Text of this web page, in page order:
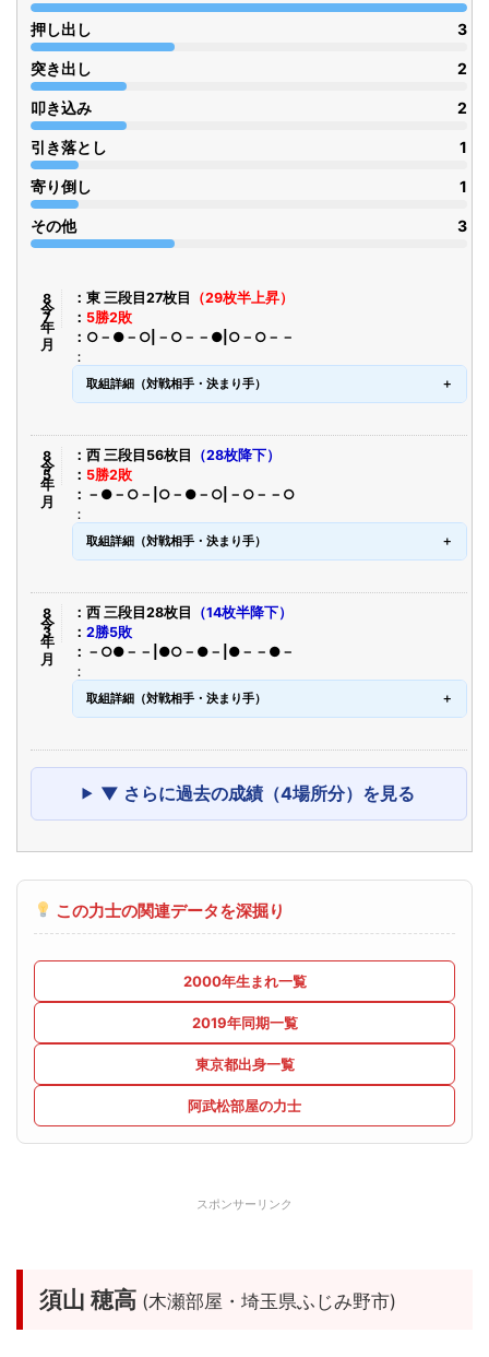
押し出し 3
突き出し 2
叩き込み 2
引き落とし 1
寄り倒し 1
その他 3
令8年7月 東 三段目27枚目
（29枚半上昇）
5勝2敗
○－●－○|－○－－●|○－○－－
取組詳細（対戦相手・決まり手）
令8年5月 西 三段目56枚目
（28枚降下）
5勝2敗
－●－○－|○－●－○|－○－－○
取組詳細（対戦相手・決まり手）
令8年3月 西 三段目28枚目
（14枚半降下）
2勝5敗
－○●－－|●○－●－|●－－●－
取組詳細（対戦相手・決まり手）
▼ さらに過去の成績（4場所分）を見る
この力士の関連データを深掘り
2000年生まれ一覧
2019年同期一覧
東京都出身一覧
阿武松部屋の力士
スポンサーリンク
須山 穂高 (木瀬部屋・埼玉県ふじみ野市)